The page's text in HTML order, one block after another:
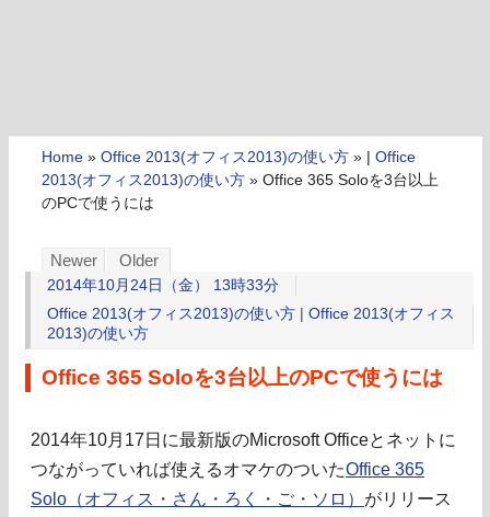
Home » Office 2013(オフィス2013)の使い方 » | Office
2013(オフィス2013)の使い方 » Office 365 Soloを3台以上
のPCで使うには
Newer Older
2014年10月24日（金） 13時33分
Office 2013(オフィス2013)の使い方
Office 2013(オフィス
2013)の使い方
Office 365 Soloを3台以上のPCで使うには
2014年10月17日に最新版のMicrosoft Officeとネットに
つながっていれば使えるオマケのついたOffice 365
Solo（オフィス・さん・ろく・ご・ソロ） がリリース